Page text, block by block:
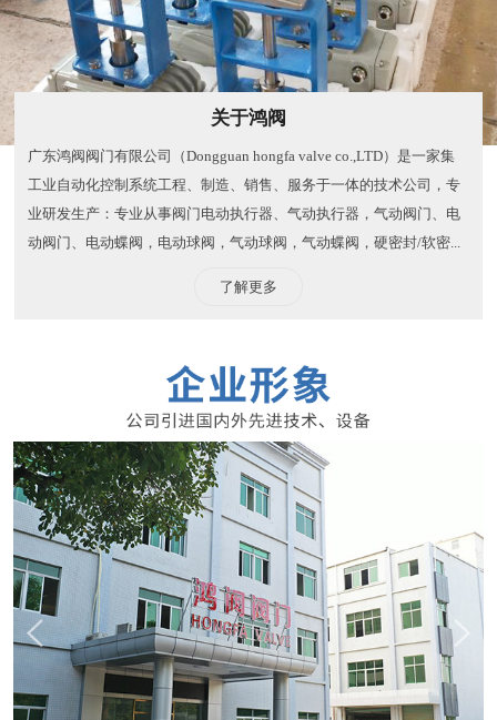
关于鸿阀
广东鸿阀阀门有限公司（Dongguan hongfa valve co.,LTD）是一家集
工业自动化控制系统工程、制造、销售、服务于一体的技术公司，专
业研发生产：专业从事阀门电动执行器、气动执行器，气动阀门、电
动阀门、电动蝶阀，电动球阀，气动球阀，气动蝶阀，硬密封/软密...
了解更多